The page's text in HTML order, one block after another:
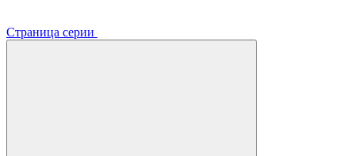
Страница серии